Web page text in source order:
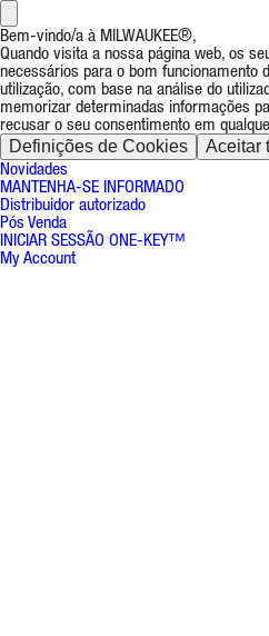
Bem-vindo/a à MILWAUKEE®,
Quando visita a nossa página web, os
necessários para o bom funcionamento
utilização, com base na análise do
memorizar determinadas informações
recusar o seu consentimento em
Definições de Cookies Aceitar
Novidades
MANTENHA-SE INFORMADO
Distribuidor autorizado
Pós Venda
INICIAR SESSÃO ONE-KEY™
My Account